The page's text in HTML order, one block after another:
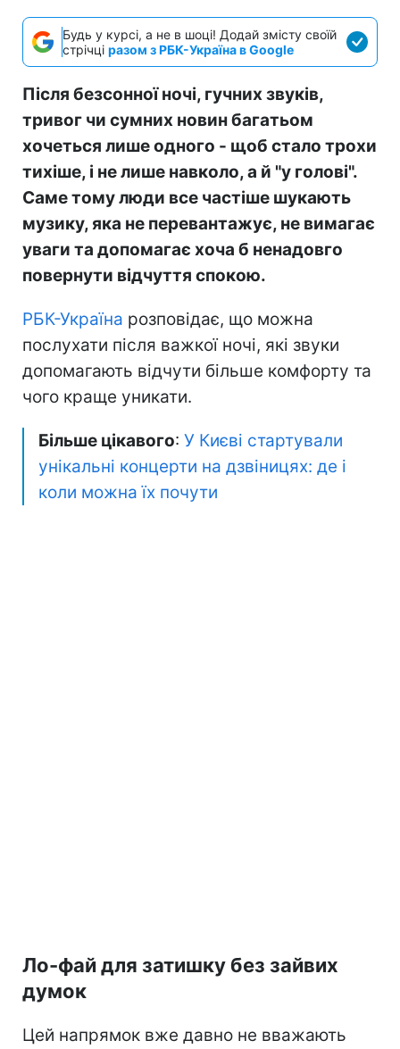
Будь у курсі, а не в шоці! Додай змісту своїй
стрічці разом з РБК-Україна в Google
Після безсонної ночі, гучних звуків,
тривог чи сумних новин багатьом
хочеться лише одного - щоб стало трохи
тихіше, і не лише навколо, а й "у голові".
Саме тому люди все частіше шукають
музику, яка не перевантажує, не вимагає
уваги та допомагає хоча б ненадовго
повернути відчуття спокою.
РБК-Україна розповідає, що можна
послухати після важкої ночі, які звуки
допомагають відчути більше комфорту та
чого краще уникати.
Більше цікавого: У Києві стартували
унікальні концерти на дзвіницях: де і
коли можна їх почути
Ло-фай для затишку без зайвих
думок
Цей напрямок вже давно не вважають